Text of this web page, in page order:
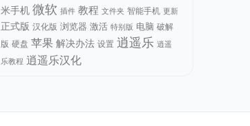
米手机 微软 插件 教程 文件夹 智能手机 更新
正式版 汉化版 浏览器 激活 特别版 电脑 破解
版 硬盘 苹果 解决办法 设置 逍遥乐 逍遥
乐教程 逍遥乐汉化